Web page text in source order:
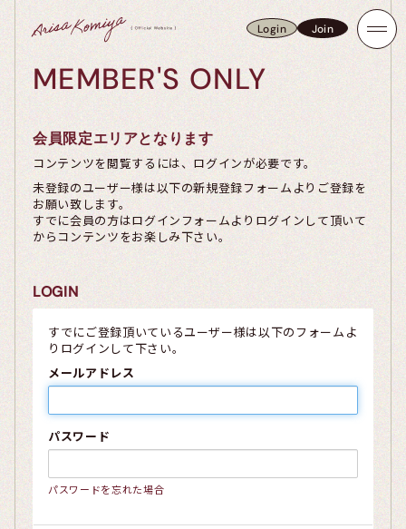
Login
Join
MEMBER'S ONLY
会員限定エリアとなります
コンテンツを閲覧するには、ログインが必要です。
未登録のユーザー様は以下の新規登録フォームよりご登録を
お願い致します。
すでに会員の方はログインフォームよりログインして頂いて
からコンテンツをお楽しみ下さい。
LOGIN
すでにご登録頂いているユーザー様は以下のフォームよ
りログインして下さい。
メールアドレス
パスワード
パスワードを忘れた場合